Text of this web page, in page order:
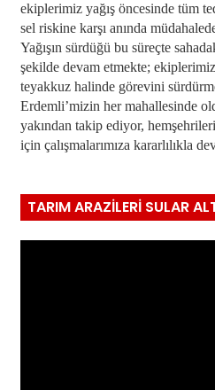
ekiplerimiz yağış öncesinde tüm
sel riskine karşı anında
Yağışın sürdüğü bu süreçte
şekilde devam etmekte;
teyakkuz halinde görevini
Erdemli’mizin her mahallesinde
yakından takip ediyor,
için çalışmalarımıza kararlılıkla
TARIM ARAZİLERİ SULAR